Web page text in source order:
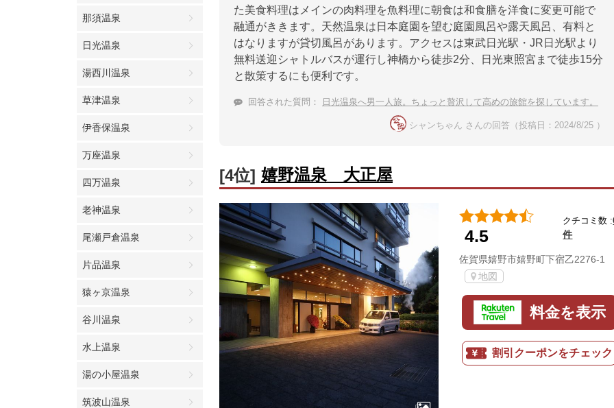
那須温泉
日光温泉
湯西川温泉
草津温泉
伊香保温泉
万座温泉
四万温泉
老神温泉
尾瀬戸倉温泉
片品温泉
猿ヶ京温泉
谷川温泉
水上温泉
湯の小屋温泉
筑波山温泉
た美食料理はメインの肉料理を魚料理に朝食は和食膳を洋食に変更可能で
融通がききます。天然温泉は日本庭園を望む庭園風呂や露天風呂、有料と
はなりますが貸切風呂があります。アクセスは東武日光駅・JR日光駅より
無料送迎シャトルバスが運行し神橋から徒歩2分、日光東照宮まで徒歩15分
と散策するにも便利です。
回答された質問： 日光温泉へ男一人旅。ちょっと贅沢して高めの旅館を探しています。
シャンちゃん さんの回答（投稿日：2024/8/25 ）
[4位] 嬉野温泉 大正屋
4.5
クチコミ数 :
件
佐賀県嬉野市嬉野町下宿乙2276-1
地図
料金を表示
割引クーポンをチェック